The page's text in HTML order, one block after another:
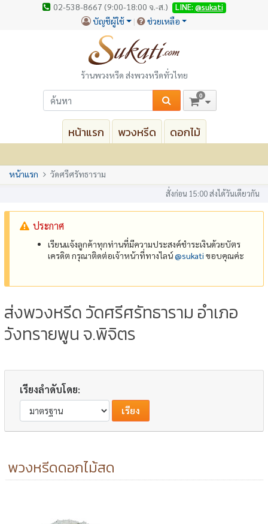
02-538-8667 (9:00-18:00 จ.-ส.) LINE: @sukati
บัญชีผู้ใช้ ช่วยเหลือ
ร้านพวงหรีด ส่งพวงหรีดทั่วไทย
0
หน้าแรก พวงหรีด ดอกไม้
หน้าแรก วัดศรีศรัทธาราม
สั่งก่อน 15:00 ส่งได้วันเดียวกัน
ประกาศ
เรียนแจ้งลูกค้าทุกท่านที่มีความประสงค์ชำระเงินด้วยบัตร
เครดิต กรุณาติดต่อเจ้าหน้าที่ทางไลน์@‌sukati ขอบคุณค่ะ
ส่งพวงหรีด วัดศรีศรัทธาราม อำเภอ
วังทรายพูน จ.พิจิตร
เรียงลำดับโดย:
พวงหรีดดอกไม้สด